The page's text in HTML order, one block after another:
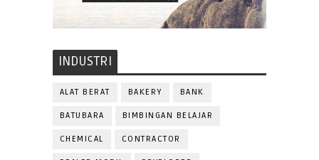
INDUSTRI
ALAT BERAT BAKERY BANK
BATUBARA BIMBINGAN BELAJAR
CHEMICAL CONTRACTOR